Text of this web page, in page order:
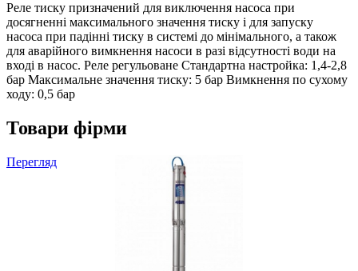
Реле тиску призначений для виключення насоса при
досягненні максимального значення тиску і для запуску
насоса при падінні тиску в системі до мінімального, а також
для аварійного вимкнення насоси в разі відсутності води на
вході в насос. Реле регульоване Стандартна настройка: 1,4-2,8
бар Максимальне значення тиску: 5 бар Вимкнення по сухому
ходу: 0,5 бар
Товари фірми
Перегляд